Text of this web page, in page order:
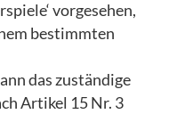
vorgesehen,
bestimmten
das zuständige
Artikel 15 Nr. 3